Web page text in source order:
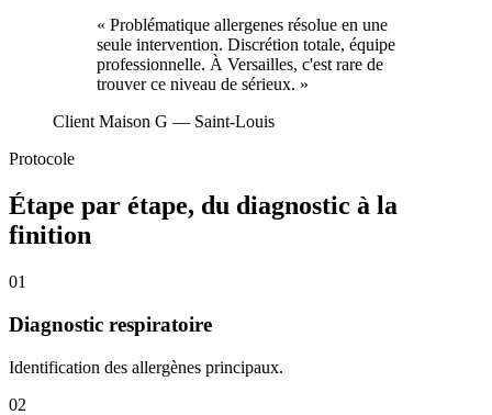
« Problématique allergenes résolue en une
seule intervention. Discrétion totale, équipe
professionnelle. À Versailles, c'est rare de
trouver ce niveau de sérieux. »
Client Maison G — Saint-Louis
Protocole
Étape par étape, du diagnostic à la
finition
01
Diagnostic respiratoire
Identification des allergènes principaux.
02